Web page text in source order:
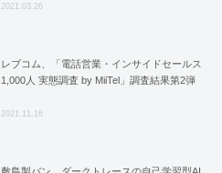
2021.03.26
レブコム、「電話営業・インサイドセールス
1,000人 実態調査 by MiiTel」調査結果第2弾
2021.11.16